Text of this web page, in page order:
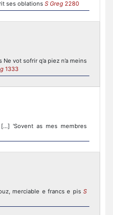
ses oblations S Greg 2280
vot sofrir q’a piez n’a meins
1333
'Sovent as mes membres
merciable e francs e pis S